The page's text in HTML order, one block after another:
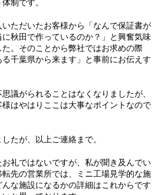
制です。
ただいたお客様から「なんで保証書が
秋田で作っているのか？」と興奮気味
。そのことから弊社ではお求めの際
千葉県から来ます」と事前にお伝えす
議がられることはなくなりましたが、
はやはりここは大事なポイントなので
たが、以上ご連絡まで。
礼ではないですが、私が聞き及んでい
先の営業所では、ミニ工場見学的な施
な施設になるかの詳細はこれからです